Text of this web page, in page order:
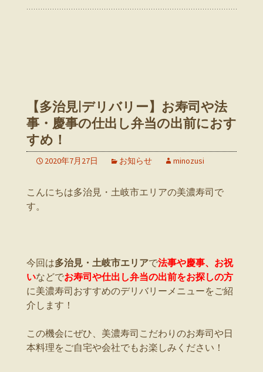
【多治見|デリバリー】お寿司や法
事・慶事の仕出し弁当の出前におす
すめ！
2020年7月27日 お知らせ minozusi
こんにちは多治見・土岐市エリアの美濃寿司で
す。
今回は多治見・土岐市エリアで法事や慶事、お祝
いなどでお寿司や仕出し弁当の出前をお探しの方
に美濃寿司おすすめのデリバリーメニューをご紹
介します！
この機会にぜひ、美濃寿司こだわりのお寿司や日
本料理をご自宅や会社でもお楽しみください！